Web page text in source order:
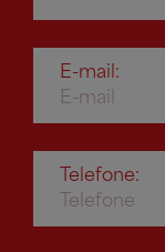
E-mail:
Telefone: